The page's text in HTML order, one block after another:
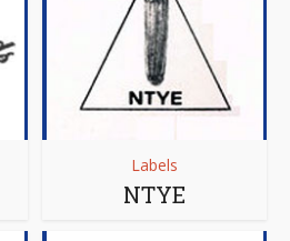
Labels
NTYE